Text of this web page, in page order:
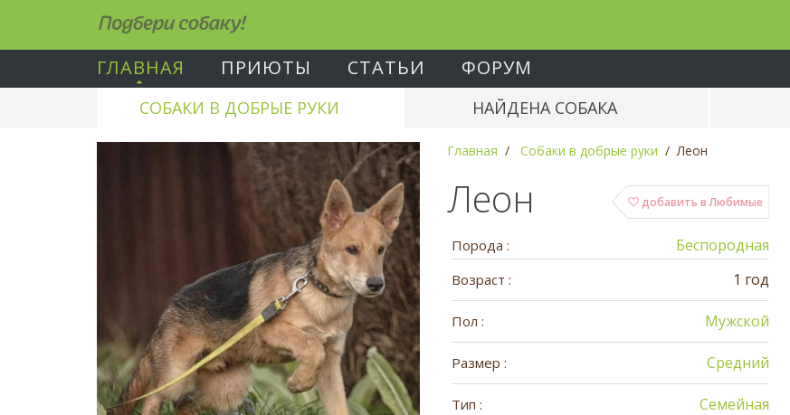
Подбери собаку!
ГЛАВНАЯ ПРИЮТЫ СТАТЬИ ФОРУМ
СОБАКИ В ДОБРЫЕ РУКИ НАЙДЕНА СОБАКА
Главная Собаки в добрые руки Леон
добавить в Любимые
Леон
Порода : Беспородная
Возраст : 1 год
Пол : Мужской
Размер : Средний
Тип : Семейная